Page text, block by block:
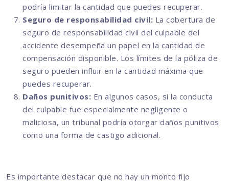
podría limitar la cantidad que puedes recuperar.
Seguro de responsabilidad civil: La cobertura de
seguro de responsabilidad civil del culpable del
accidente desempeña un papel en la cantidad de
compensación disponible. Los límites de la póliza de
seguro pueden influir en la cantidad máxima que
puedes recuperar.
Daños punitivos: En algunos casos, si la conducta
del culpable fue especialmente negligente o
maliciosa, un tribunal podría otorgar daños punitivos
como una forma de castigo adicional.
Es importante destacar que no hay un monto fijo